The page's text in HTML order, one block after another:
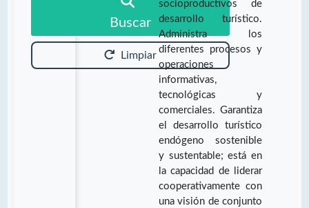
Buscar
Limpiar
socioproductivos de
desarrollo turístico.
Administra los
diferentes procesos y
operaciones
informativas,
tecnológicas y
comerciales. Garantiza
el desarrollo turístico
endógeno sostenible
y sustentable; está en
la capacidad de liderar
cooperativamente con
una visión de conjunto